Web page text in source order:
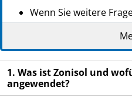
Wenn Sie weitere
an Ihren Arzt oder
Dieses Arzneimittel
verschrieben. Geben
Es kann anderen
diese die gleichen
1. Was ist Zonisol und
angewendet?